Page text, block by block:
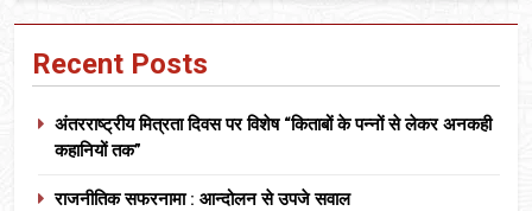
Recent Posts
अंतरराष्ट्रीय मित्रता दिवस पर विशेष “किताबों के पन्नों से लेकर अनकही
कहानियों तक”
राजनीतिक सफरनामा : आन्दोलन से उपजे सवाल